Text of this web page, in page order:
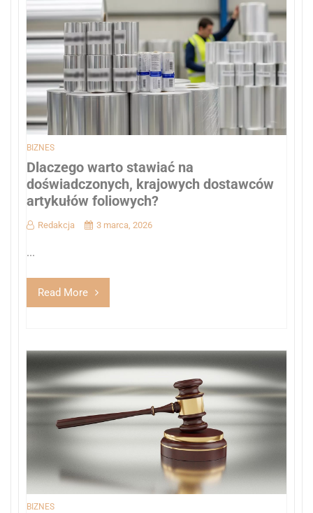
BIZNES
Dlaczego warto stawiać na
doświadczonych, krajowych dostawców
artykułów foliowych?
Redakcja 3 marca, 2026
...
Read More
BIZNES